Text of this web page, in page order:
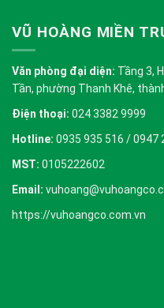
VŨ HOÀNG MIỀN
Văn phòng đại diện: Tầng 3,
Tần, phường Thanh Khê,
Điện thoại: 024 3382 9999
Hotline: 0935 935 516 / 0947
MST: 0105222602
Email:
https://vuhoangco.com.vn